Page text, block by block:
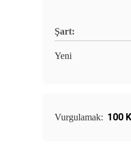
Şart:
Yeni
Vurgulamak: 100